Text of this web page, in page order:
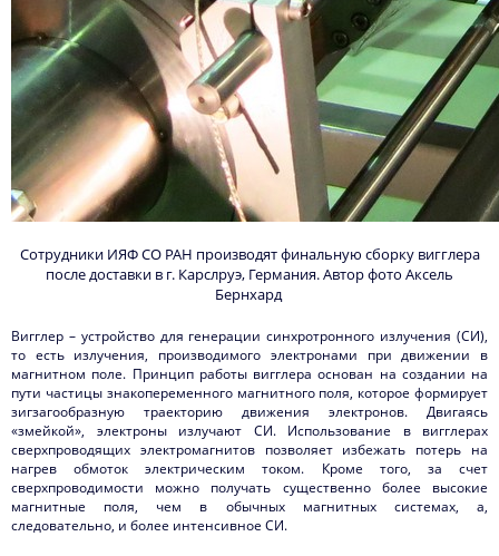
Сотрудники ИЯФ СО РАН производят финальную сборку вигглера
после доставки в г. Карслруэ, Германия. Автор фото Аксель
Бернхард
Вигглер – устройство для генерации синхротронного излучения (СИ),
то есть излучения, производимого электронами при движении в
магнитном поле. Принцип работы вигглера основан на создании на
пути частицы знакопеременного магнитного поля, которое формирует
зигзагообразную траекторию движения электронов. Двигаясь
«змейкой», электроны излучают СИ. Использование в вигглерах
сверхпроводящих электромагнитов позволяет избежать потерь на
нагрев обмоток электрическим током. Кроме того, за счет
сверхпроводимости можно получать существенно более высокие
магнитные поля, чем в обычных магнитных системах, а,
следовательно, и более интенсивное СИ.